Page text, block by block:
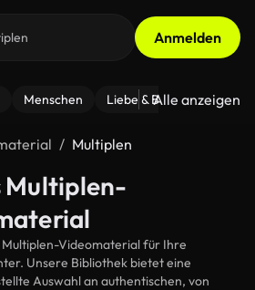
Anmelden
Menschen Liebe & Beziehungen
Alle anzeigen
Multiplen
Multiplen-
Videomaterial für Ihre
Unsere Bibliothek bietet eine
Auswahl an authentischen, von